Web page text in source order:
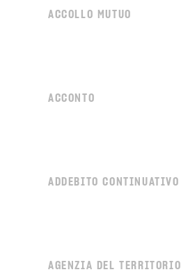
ACCOLLO MUTUO
ACCONTO
ADDEBITO CONTINUATIVO
AGENZIA DEL TERRITORIO